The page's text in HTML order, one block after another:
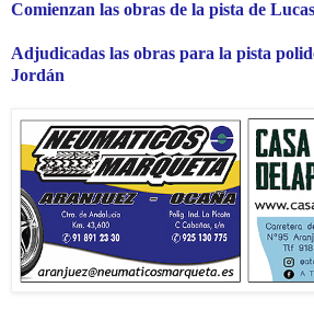
Comienzan las obras de la pista de
Adjudicadas las obras para la pista
Jordán